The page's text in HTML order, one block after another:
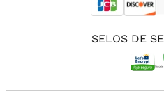
SELOS DE